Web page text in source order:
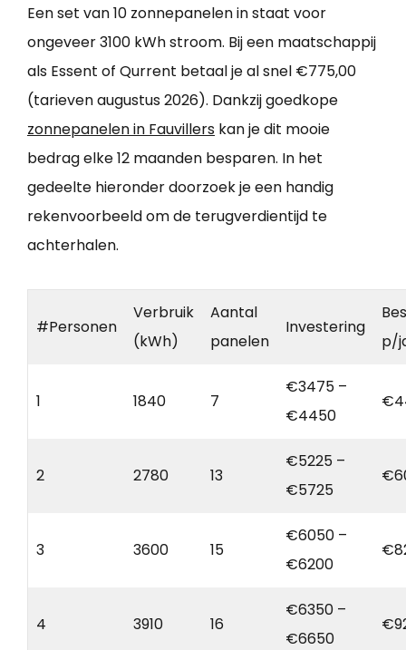
Een set van 10 zonnepanelen in staat voor
ongeveer 3100 kWh stroom. Bij een maatschappij
als Essent of Qurrent betaal je al snel €775,00
(tarieven augustus 2026). Dankzij goedkope
zonnepanelen in Fauvillers kan je dit mooie
bedrag elke 12 maanden besparen. In het
gedeelte hieronder doorzoek je een handig
rekenvoorbeeld om de terugverdientijd te
achterhalen.
#Personen
Verbruik
(kWh)
Aantal
panelen
Investering
p/
1 1840 7
€3475 –
€4450
2 2780 13
€5225 –
€5725
3 3600 15
€6050 –
€6200
4 3910 16
€6350 –
€6650